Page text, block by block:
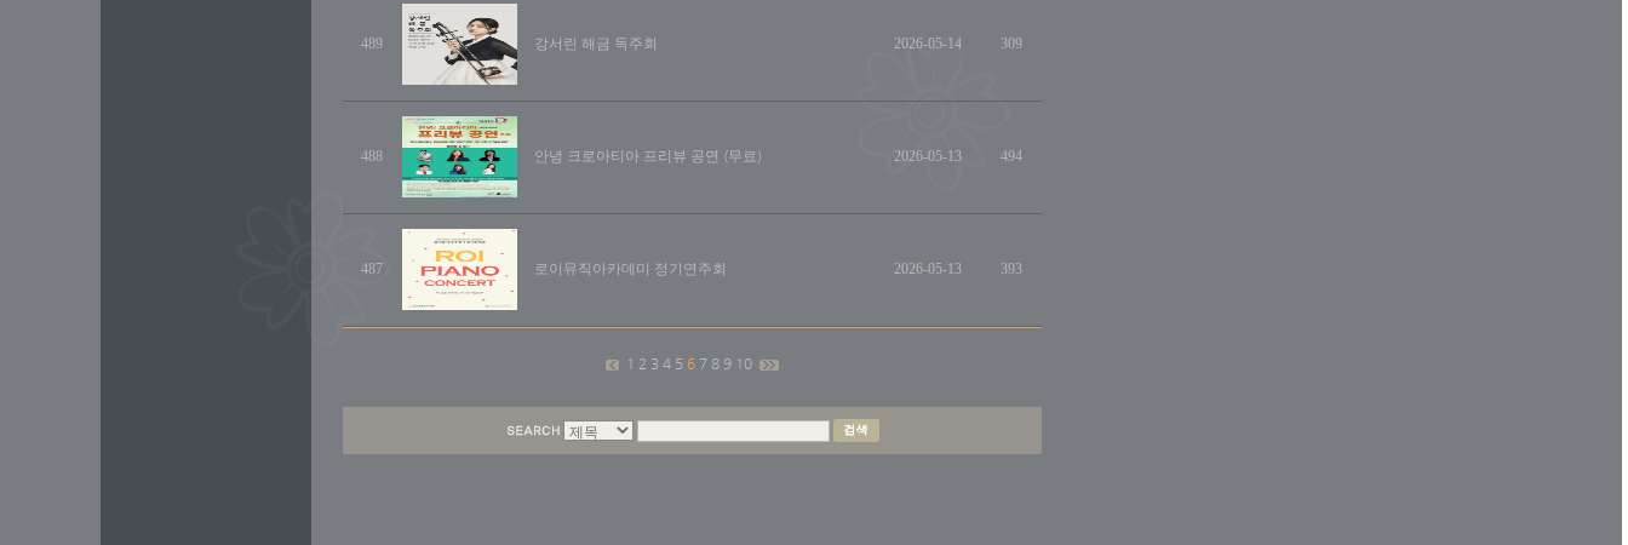
489 강서린 해금 독주회 2026-05-14 309
488 안녕 크로아티아 프리뷰 공연 (무료) 2026-05-13 494
487 로이뮤직아카데미 정기연주회 2026-05-13 393
1 2 3 4 5 6 7 8 9 10